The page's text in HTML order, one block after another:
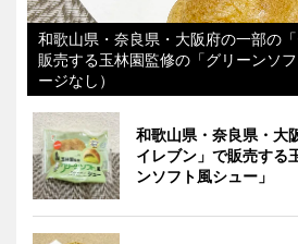
和歌山県・奈良県・大阪府の一部の
販売する玉林園監修の「グリーンソ
ージなし）
和歌山県・奈良県・大
イレブン」で販売する
ンソフト風シュー」